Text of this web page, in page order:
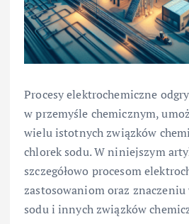
Procesy elektrochemiczne
w przemyśle chemicznym,
wielu istotnych związków
chlorek sodu. W niniejszym
szczegółowo procesom
zastosowaniom oraz
sodu i innych związków